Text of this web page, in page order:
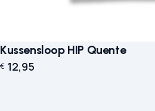
Kussensloop HIP Quente
€ 12,95